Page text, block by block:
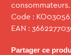
consommateurs.
Code :
EAN :
Partager ce